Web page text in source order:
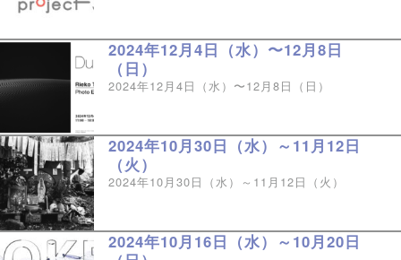
2024年12月4日（水）〜12月8日
（日）
2024年12月4日（水）〜12月8日（日）
2024年10月30日（水）～11月12日
（火）
2024年10月30日（水）～11月12日（火）
2024年10月16日（水）～10月20日